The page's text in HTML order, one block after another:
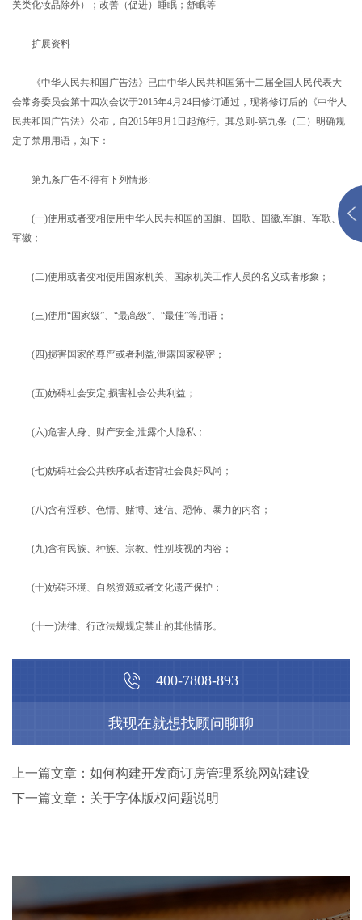
美类化妆品除外）；改善（促进）睡眠；舒眠等
扩展资料
《中华人民共和国广告法》已由中华人民共和国第十二届全国人民代表大
会常务委员会第十四次会议于2015年4月24日修订通过，现将修订后的《中华人
民共和国广告法》公布，自2015年9月1日起施行。其总则-第九条（三）明确规
定了禁用用语，如下：
第九条广告不得有下列情形:
(一)使用或者变相使用中华人民共和国的国旗、国歌、国徽,军旗、军歌、
军徽；
(二)使用或者变相使用国家机关、国家机关工作人员的名义或者形象；
(三)使用“国家级”、“最高级”、“最佳”等用语；
(四)损害国家的尊严或者利益,泄露国家秘密；
(五)妨碍社会安定,损害社会公共利益；
(六)危害人身、财产安全,泄露个人隐私；
(七)妨碍社会公共秩序或者违背社会良好风尚；
(八)含有淫秽、色情、赌博、迷信、恐怖、暴力的内容；
(九)含有民族、种族、宗教、性别歧视的内容；
(十)妨碍环境、自然资源或者文化遗产保护；
(十一)法律、行政法规规定禁止的其他情形。
400-7808-893
我现在就想找顾问聊聊
上一篇文章：如何构建开发商订房管理系统网站建设
下一篇文章：关于字体版权问题说明